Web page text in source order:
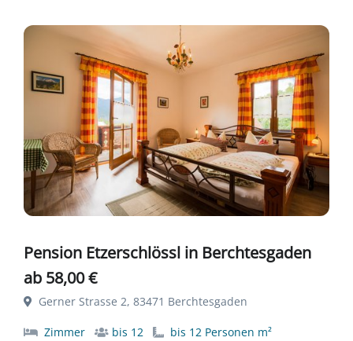
Pension Etzerschlössl in Berchtesgaden
ab 58,00 €
Gerner Strasse 2, 83471 Berchtesgaden
Zimmer bis 12
bis 12 Personen m²